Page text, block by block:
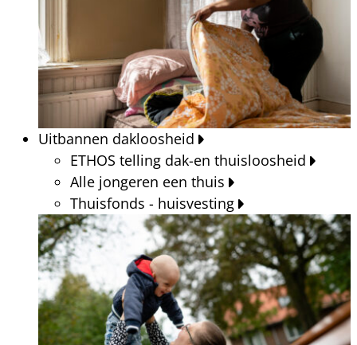
Uitbannen dakloosheid
ETHOS telling dak-en thuisloosheid
Alle jongeren een thuis
Thuisfonds - huisvesting